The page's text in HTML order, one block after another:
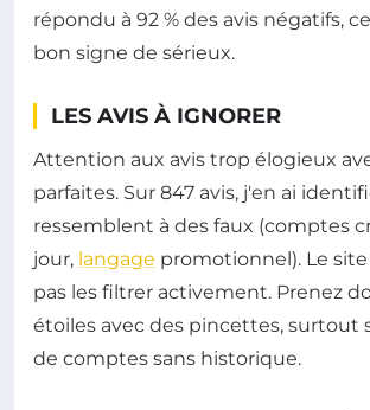
répondu à 92 % des avis négatifs,
bon signe de sérieux.
LES AVIS À IGNORER
Attention aux avis trop élogieux
parfaites. Sur 847 avis, j'en ai
ressemblent à des faux (comptes
jour, langage promotionnel). Le
pas les filtrer activement. Prenez
étoiles avec des pincettes, surtout
de comptes sans historique.